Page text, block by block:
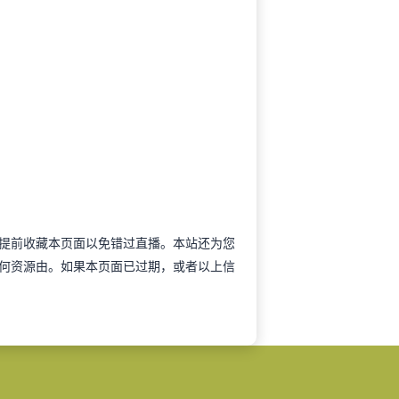
前收藏本页面以免错过直播。本站还为您
资源由。如果本页面已过期，或者以上信